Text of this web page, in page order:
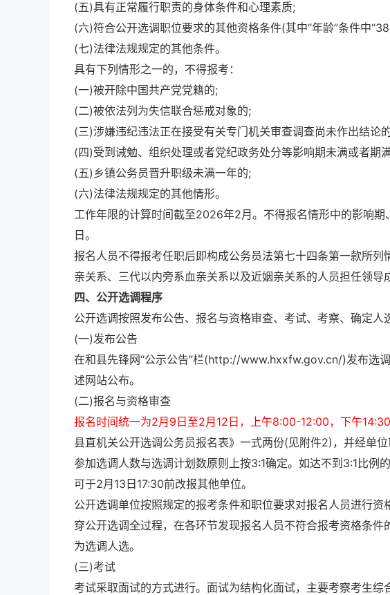
(五)具有正常履行职责的身体条件和心理素质;
(六)符合公开选调职位要求的其他资格条件(其中“年龄”条件中
(七)法律法规规定的其他条件。
具有下列情形之一的，不得报考：
(一)被开除中国共产党党籍的;
(二)被依法列为失信联合惩戒对象的;
(三)涉嫌违纪违法正在接受有关专门机关审查调查尚未作出结论
(四)受到诫勉、组织处理或者党纪政务处分等影响期未满或者期
(五)乡镇公务员晋升职级未满一年的;
(六)法律法规规定的其他情形。
工作年限的计算时间截至2026年2月。不得报名情形中的影响
日。
报名人员不得报考任职后即构成公务员法第七十四条第一款所
亲关系、三代以内旁系血亲关系以及近姻亲关系的人员担任领导
四、公开选调程序
公开选调按照发布公告、报名与资格审查、考试、考察、确定人
(一)发布公告
在和县先锋网“公示公告”栏(http://www.hxxfw.gov.cn/)发布选
述网站公布。
(二)报名与资格审查
报名时间统一为2月9日至2月12日，上午8:00-12:00，下午
县直机关公开选调公务员报名表》一式两份(见附件2)，并经单位
参加选调人数与选调计划数原则上按3:1确定。如达不到3:1比例
可于2月13日17:30前改报其他单位。
公开选调单位按照规定的报考条件和职位要求对报名人员进行
穿公开选调全过程，在各环节发现报名人员不符合报考资格条
为选调人选。
(三)考试
考试采取面试的方式进行。面试为结构化面试，主要考察考生